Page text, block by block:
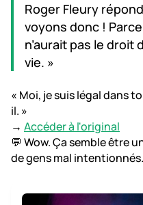
Roger Fleury
voyons donc !
n’aurait pas le droit
vie. »
« Moi, je suis légal dans
il. »
→ Accéder à l'original
💬 Wow. Ça semble être
de gens mal intentionnés.